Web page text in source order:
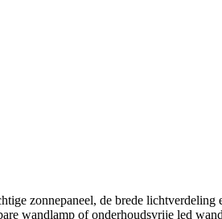
zonnepaneel, de brede lichtverdeling
wandlamp of onderhoudsvrije led